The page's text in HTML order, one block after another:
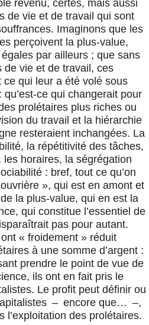
revenu, certes, mais aussi
de vie et de travail qui sont
Imaginons que les
perçoivent la plus-value,
par ailleurs ; que sans
de vie et de travail, ces
ce qui leur a été volé sous
ce qui changerait pour
prolétaires plus riches ou
du travail et la hiérarchie
resteraient inchangées. La
la répétitivité des tâches,
les horaires, la ségrégation
: bref, tout ce qu’on
», qui est en amont et
la plus-value, qui en est la
qui constitue l’essentiel de
pas pour autant.
« froidement » réduit
à une somme d’argent :
prendre le point de vue de
ils ont en fait pris le
Le profit peut définir ou
– encore que… –,
l’exploitation des prolétaires.